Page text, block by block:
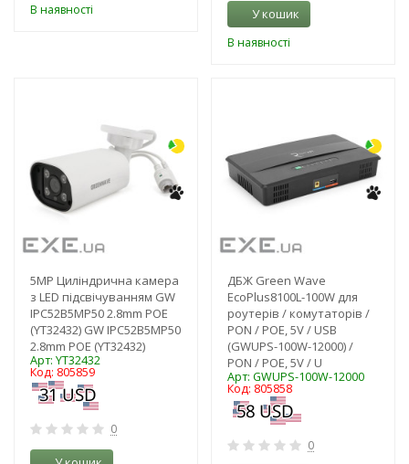
В наявності У кошик
В наявності
5MP Циліндрична камера
з LED підсвічуванням GW
IPC52B5MP50 2.8mm POE
(YT32432) GW IPC52B5MP50
2.8mm POE (YT32432)
Арт: YT32432
Код: 805859
0
ДБЖ Green Wave
EcoPlus8100L-100W для
роутерів / комутаторів /
PON / POE, 5V / USB
(GWUPS-100W-12000) /
PON / POE, 5V / U
Арт: GWUPS-100W-12000
Код: 805858
0